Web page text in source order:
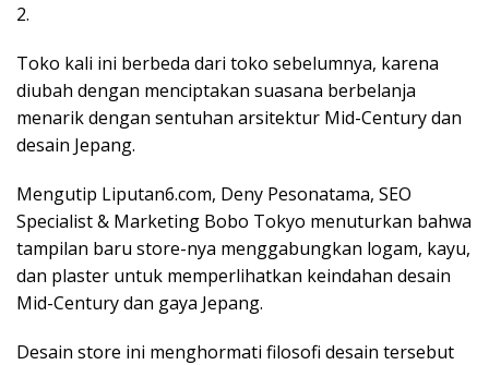
2.
Toko kali ini berbeda dari toko sebelumnya, karena
diubah dengan menciptakan suasana berbelanja
menarik dengan sentuhan arsitektur Mid-Century dan
desain Jepang.
Mengutip Liputan6.com, Deny Pesonatama, SEO
Specialist & Marketing Bobo Tokyo menuturkan bahwa
tampilan baru store-nya menggabungkan logam, kayu,
dan plaster untuk memperlihatkan keindahan desain
Mid-Century dan gaya Jepang.
Desain store ini menghormati filosofi desain tersebut